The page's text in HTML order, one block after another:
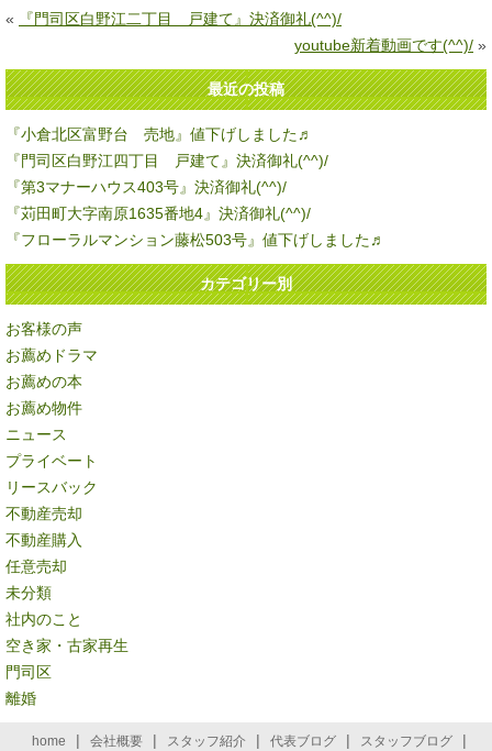
«
『門司区白野江二丁目 戸建て』決済御礼(^^)/
youtube新着動画です(^^)/ »
最近の投稿
『小倉北区富野台 売地』値下げしました♬
『門司区白野江四丁目 戸建て』決済御礼(^^)/
『第3マナーハウス403号』決済御礼(^^)/
『苅田町大字南原1635番地4』決済御礼(^^)/
『フローラルマンション藤松503号』値下げしました♬
カテゴリー別
お客様の声
お薦めドラマ
お薦めの本
お薦め物件
ニュース
プライベート
リースバック
不動産売却
不動産購入
任意売却
未分類
社内のこと
空き家・古家再生
門司区
離婚
home | 会社概要 | スタッフ紹介 | 代表ブログ | スタッフブログ |